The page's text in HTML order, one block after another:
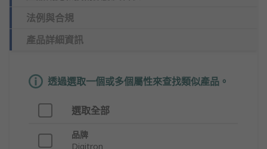
法例與合規
產品詳細資訊
透過選取一個或多個屬性來查找類似產品。
選取全部
品牌
Digitron